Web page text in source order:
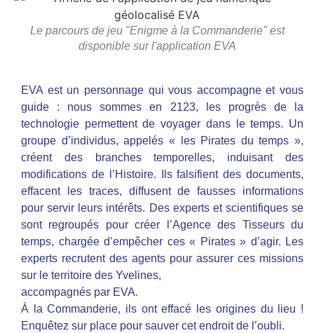
Le parcours de jeu "Enigme à la Commanderie" est
disponible sur l'application EVA
EVA est un personnage qui vous accompagne et vous
guide : nous sommes en 2123, les progrès de la
technologie permettent de voyager dans le temps. Un
groupe d’individus, appelés « les Pirates du temps »,
créent des branches temporelles, induisant des
modifications de l’Histoire. Ils falsifient des documents,
effacent les traces, diffusent de fausses informations
pour servir leurs intérêts. Des experts et scientifiques se
sont regroupés pour créer l’Agence des Tisseurs du
temps, chargée d’empêcher ces « Pirates » d’agir. Les
experts recrutent des agents pour assurer ces missions
sur le territoire des Yvelines,
accompagnés par EVA.
À la Commanderie, ils ont effacé les origines du lieu !
Enquêtez sur place pour sauver cet endroit de l’oubli.